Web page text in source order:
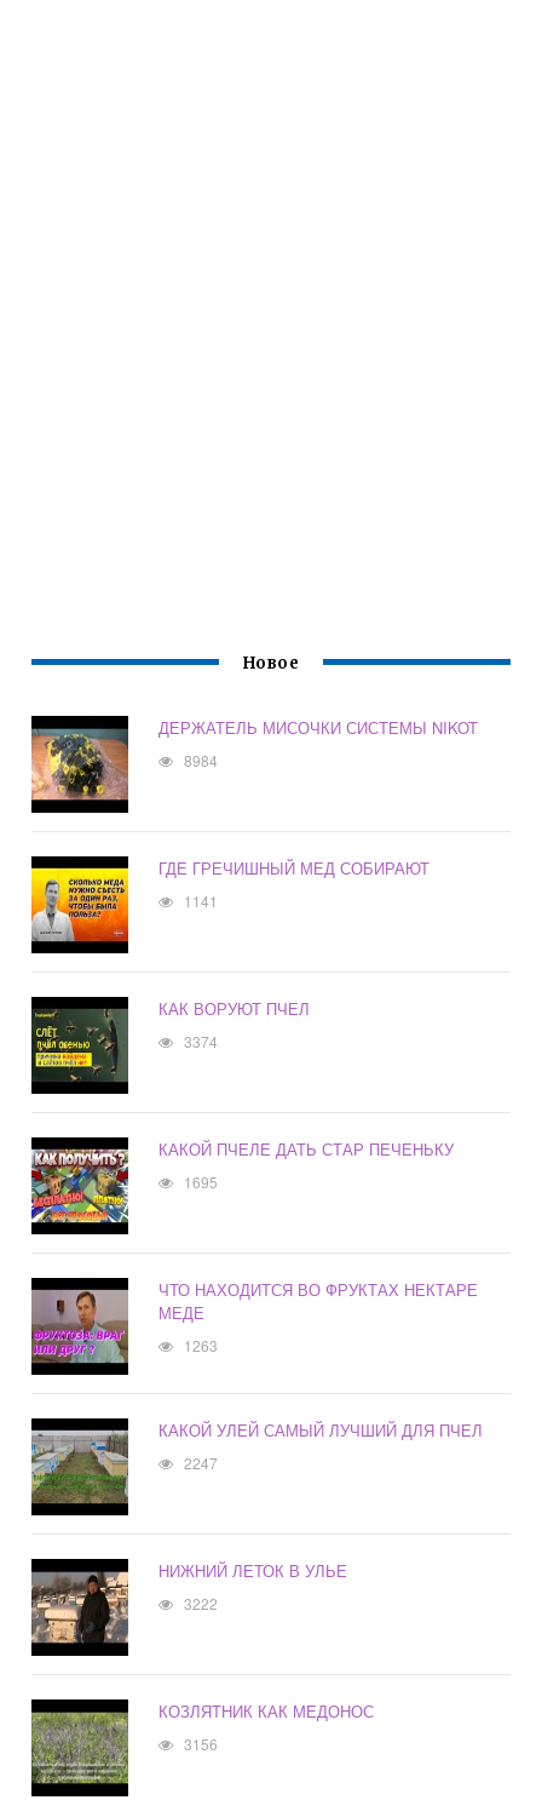
Новое
ДЕРЖАТЕЛЬ МИСОЧКИ СИСТЕМЫ NIKOT
8984
ГДЕ ГРЕЧИШНЫЙ МЕД СОБИРАЮТ
1141
КАК ВОРУЮТ ПЧЕЛ
3374
КАКОЙ ПЧЕЛЕ ДАТЬ СТАР ПЕЧЕНЬКУ
1695
ЧТО НАХОДИТСЯ ВО ФРУКТАХ НЕКТАРЕ
МЕДЕ
1263
КАКОЙ УЛЕЙ САМЫЙ ЛУЧШИЙ ДЛЯ ПЧЕЛ
2247
НИЖНИЙ ЛЕТОК В УЛЬЕ
3222
КОЗЛЯТНИК КАК МЕДОНОС
3156